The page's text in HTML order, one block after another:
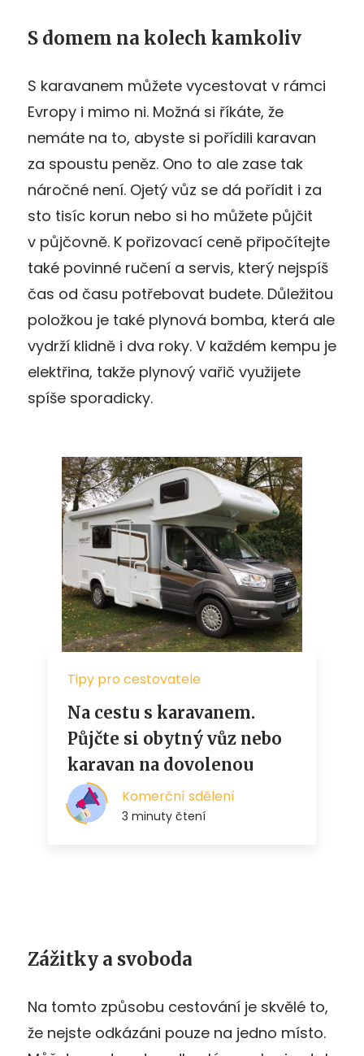
S domem na kolech kamkoliv
S karavanem můžete vycestovat v rámci
Evropy i mimo ni. Možná si říkáte, že
nemáte na to, abyste si pořídili karavan
za spoustu peněz. Ono to ale zase tak
náročné není. Ojetý vůz se dá pořídit i za
sto tisíc korun nebo si ho můžete půjčit
v půjčovně. K pořizovací ceně připočítejte
také povinné ručení a servis, který nejspíš
čas od času potřebovat budete. Důležitou
položkou je také plynová bomba, která ale
vydrží klidně i dva roky. V každém kempu je
elektřina, takže plynový vařič využijete
spíše sporadicky.
Zážitky a svoboda
Na tomto způsobu cestování je skvělé to,
že nejste odkázáni pouze na jedno místo.